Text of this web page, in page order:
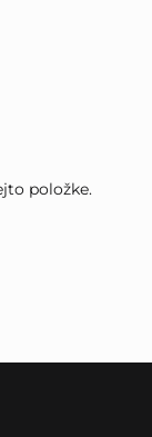
položke.